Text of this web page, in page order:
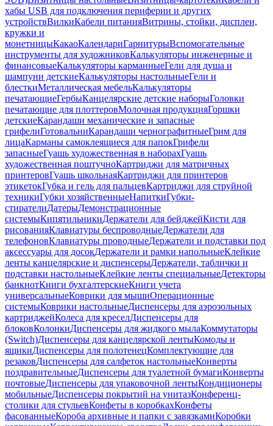
хабы USB для подключения периферии и других
устройствВилкиКабели питанияВитрины, стойки, дисплеи,
кружки и
монетницыКакаоКалендариГарнитурыВспомогательные
инструменты для художниковКалькуляторы инженерные и
финансовыеКалькуляторы карманныеГели для душа и
шампуни детскиеКалькуляторы настольныеГели и
блесткиМеталлическая мебельКалькуляторы
печатающиеГербыКанцелярские детские наборыГоловки
печатающие для плоттеровМолочная продукцияГоршки
детскиеКарандаши механические и запасные
грифелиГотовальниКарандаши чернографитныеГрим для
лицаКарманы самоклеящиеся для папокГрифели
запасныеГуашь художественная в наборахГуашь
художественная поштучноКартриджи для матричных
принтеровГуашь школьнаяКартриджи для принтеров
этикетокГубка и гель для пальцевКартриджи для струйной
техникиГубки хозяйственныеНапиткиГубки-
стирателиДатерыДемонстрационные
системыКипятильникиДержатели для бейджейКисти для
рисованияКлавиатуры беспроводныеДержатели для
телефоновКлавиатуры проводныеДержатели и подставки под
аксессуары для досокДержатели и рамки напольныеКлейкие
ленты канцелярские и диспенсерыДержатели, таблички и
подставки настольныеКлейкие ленты специальныеДетекторы
банкнотКниги бухгалтерскиеКниги учета
универсальныеКоврики для мышиОперационные
системыКоврики настольныеДиспенсеры для аэрозольных
картриджейКолеса для креселДиспенсеры для
блоковКолонкиДиспенсеры для жидкого мылаКоммутаторы
(Switch)Диспенсеры для канцелярской лентыКомоды и
ящикиДиспенсеры для полотенецКомплектующие для
резаковДиспенсеры для салфеток настольныеКонверты
поздравительныеДиспенсеры для туалетной бумагиКонверты
почтовыеДиспенсеры для упаковочной лентыКондиционеры
мобильныеДиспенсеры покрытий на унитазКонференц-
столики для стульевКонфеты в коробкахКонфеты
фасованныеКороба архивные и папки с завязкамиКоробки